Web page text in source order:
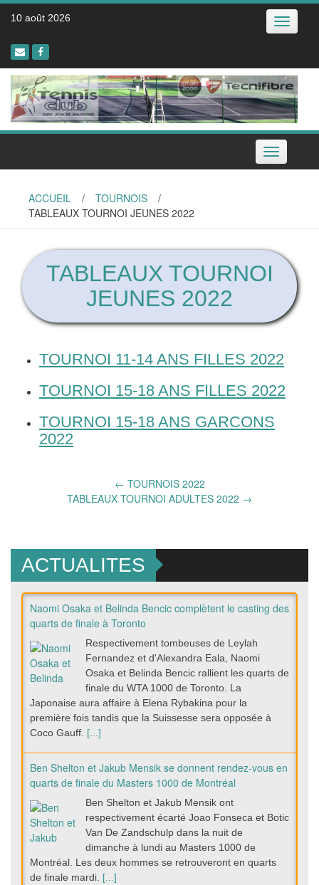
Skip
10 août 2026 Toggle
Toggle
navigation
ACCUEIL / TOURNOIS
/
TABLEAUX TOURNOI JEUNES 2022
TABLEAUX TOURNOI
JEUNES 2022
TOURNOI 11-14 ANS FILLES 2022
TOURNOI 15-18 ANS FILLES 2022
TOURNOI 15-18 ANS GARCONS
2022
← TOURNOIS 2022
TABLEAUX TOURNOI ADULTES 2022 →
ACTUALITES
Naomi Osaka et Belinda Bencic complètent le casting des
quarts de finale à Toronto
Respectivement tombeuses de Leylah
Fernandez et d'Alexandra Eala, Naomi
Osaka et Belinda Bencic rallient les quarts de
finale du WTA 1000 de Toronto. La
Japonaise aura affaire à Elena Rybakina pour la
première fois tandis que la Suissesse sera opposée à
Coco Gauff. [...]
Ben Shelton et Jakub Mensik se donnent rendez-vous en
quarts de finale du Masters 1000 de Montréal
Ben Shelton et Jakub Mensik ont
respectivement écarté Joao Fonseca et Botic
Van De Zandschulp dans la nuit de
dimanche à lundi au Masters 1000 de
Montréal. Les deux hommes se retrouveront en quarts
de finale mardi. [...]